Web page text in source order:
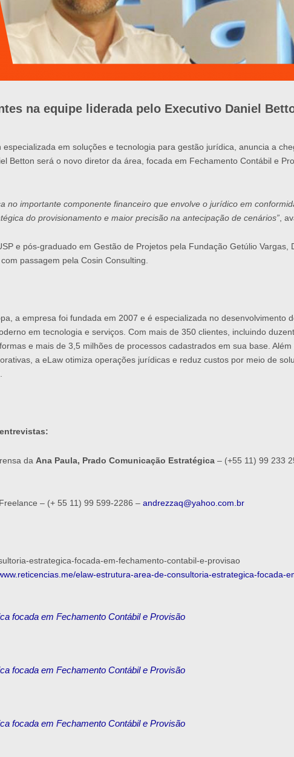
na equipe liderada pelo Executivo Daniel
especializada em soluções e tecnologia para gestão jurídica, anuncia a
Betton será o novo diretor da área, focada em Fechamento Contábil e
no importante componente financeiro que envolve o jurídico em
do provisionamento e maior precisão na antecipação de cenários” ,
e pós-graduado em Gestão de Projetos pela Fundação Getúlio
passagem pela Cosin Consulting.
a empresa foi fundada em 2007 e é especializada no desenvolvimento
em tecnologia e serviços. Com mais de 350 clientes, incluindo
e mais de 3,5 milhões de processos cadastrados em sua base.
a eLaw otimiza operações jurídicas e reduz custos por meio de
da Ana Paula, Prado Comunicação Estratégica – (+55 11) 99 233
– (+ 55 11) 99 599-2286 – andrezzaq@yahoo.com.br
estrategica-focada-em-fechamento-contabil-e-provisao
elaw-estrutura-area-de-consultoria-estrategica-focada-
focada em Fechamento Contábil e Provisão
focada em Fechamento Contábil e Provisão
focada em Fechamento Contábil e Provisão